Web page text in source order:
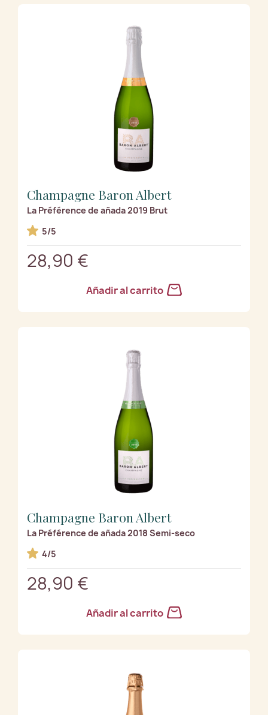
Champagne Baron Albert
La Préférence de añada 2019 Brut
5/5
28,90 €
Añadir al carrito
Champagne Baron Albert
La Préférence de añada 2018 Semi-seco
4/5
28,90 €
Añadir al carrito